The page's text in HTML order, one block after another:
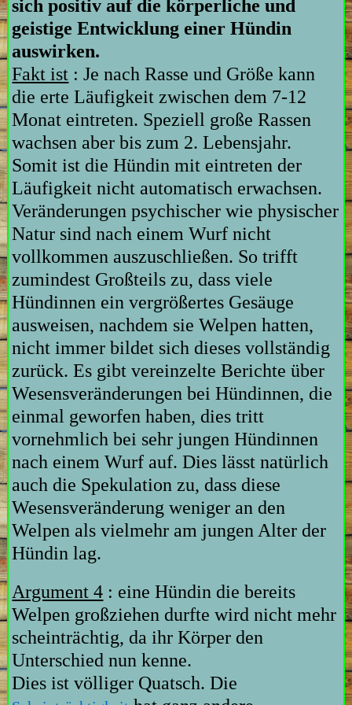
sich positiv auf die körperliche und
geistige Entwicklung einer Hündin
auswirken.
Fakt ist : Je nach Rasse und Größe kann
die erte Läufigkeit zwischen dem 7-12
Monat eintreten. Speziell große Rassen
wachsen aber bis zum 2. Lebensjahr.
Somit ist die Hündin mit eintreten der
Läufigkeit nicht automatisch erwachsen.
Veränderungen psychischer wie physischer
Natur sind nach einem Wurf nicht
vollkommen auszuschließen. So trifft
zumindest Großteils zu, dass viele
Hündinnen ein vergrößertes Gesäuge
ausweisen, nachdem sie Welpen hatten,
nicht immer bildet sich dieses vollständig
zurück. Es gibt vereinzelte Berichte über
Wesensveränderungen bei Hündinnen, die
einmal geworfen haben, dies tritt
vornehmlich bei sehr jungen Hündinnen
nach einem Wurf auf. Dies lässt natürlich
auch die Spekulation zu, dass diese
Wesensveränderung weniger an den
Welpen als vielmehr am jungen Alter der
Hündin lag.
Argument 4 : eine Hündin die bereits
Welpen großziehen durfte wird nicht mehr
scheinträchtig, da ihr Körper den
Unterschied nun kenne.
Dies ist völliger Quatsch. Die